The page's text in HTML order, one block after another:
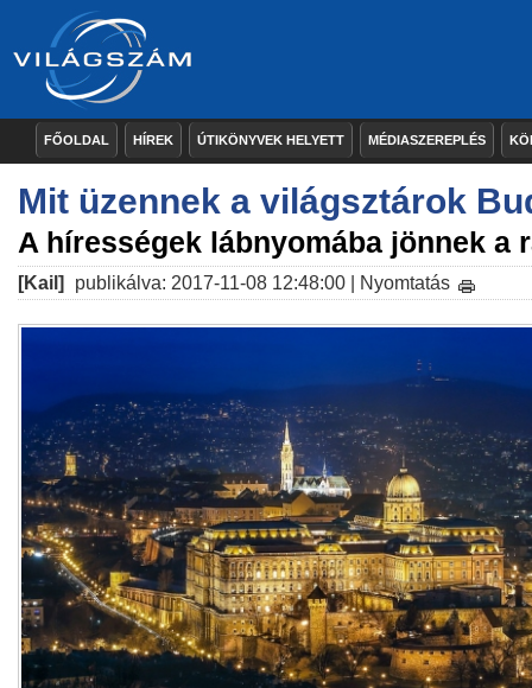
FŐOLDAL HÍREK ÚTIKÖNYVEK HELYETT MÉDIASZEREPLÉS
Mit üzennek a világsztárok
A hírességek lábnyomába jönnek a
[Kail] publikálva: 2017-11-08 12:48:00 | Nyomtatás